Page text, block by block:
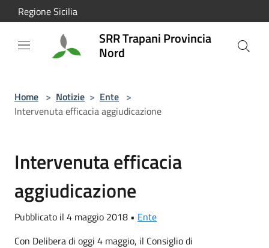
Salta al contenuto principale
Regione Sicilia
SRR Trapani Provincia
Nord
Home > Notizie > Ente >
Intervenuta efficacia aggiudicazione
Intervenuta efficacia
aggiudicazione
Pubblicato il 4 maggio 2018 • Ente
Con Delibera di oggi 4 maggio, il Consiglio di